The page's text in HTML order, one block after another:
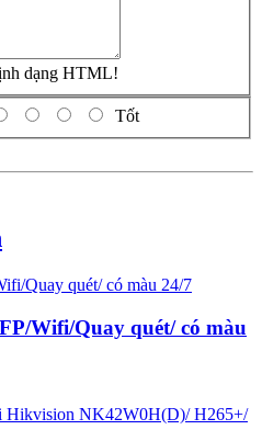
dạng HTML!
Tốt
Wifi/Quay quét/ có màu